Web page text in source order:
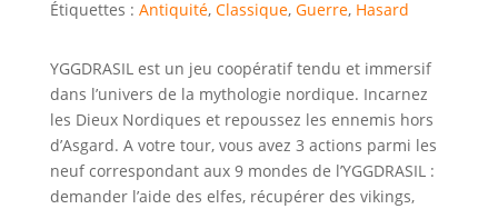
Étiquettes : Antiquité, Classique, Guerre, Hasard
YGGDRASIL est un jeu coopératif tendu et immersif
dans l’univers de la mythologie nordique. Incarnez
les Dieux Nordiques et repoussez les ennemis hors
d’Asgard. A votre tour, vous avez 3 actions parmi les
neuf correspondant aux 9 mondes de l’YGGDRASIL :
demander l’aide des elfes, récupérer des vikings,